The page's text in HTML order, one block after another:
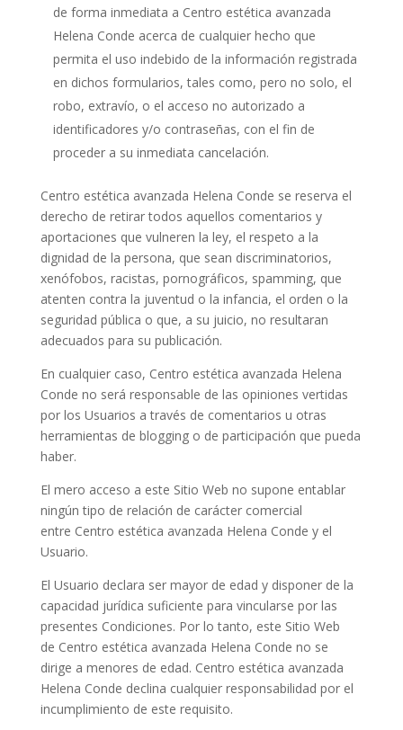
de forma inmediata a Centro estética avanzada
Helena Conde acerca de cualquier hecho que
permita el uso indebido de la información registrada
en dichos formularios, tales como, pero no solo, el
robo, extravío, o el acceso no autorizado a
identificadores y/o contraseñas, con el fin de
proceder a su inmediata cancelación.
Centro estética avanzada Helena Conde se reserva el
derecho de retirar todos aquellos comentarios y
aportaciones que vulneren la ley, el respeto a la
dignidad de la persona, que sean discriminatorios,
xenófobos, racistas, pornográficos, spamming, que
atenten contra la juventud o la infancia, el orden o la
seguridad pública o que, a su juicio, no resultaran
adecuados para su publicación.
En cualquier caso, Centro estética avanzada Helena
Conde no será responsable de las opiniones vertidas
por los Usuarios a través de comentarios u otras
herramientas de blogging o de participación que pueda
haber.
El mero acceso a este Sitio Web no supone entablar
ningún tipo de relación de carácter comercial
entre Centro estética avanzada Helena Conde y el
Usuario.
El Usuario declara ser mayor de edad y disponer de la
capacidad jurídica suficiente para vincularse por las
presentes Condiciones. Por lo tanto, este Sitio Web
de Centro estética avanzada Helena Conde no se
dirige a menores de edad. Centro estética avanzada
Helena Conde declina cualquier responsabilidad por el
incumplimiento de este requisito.